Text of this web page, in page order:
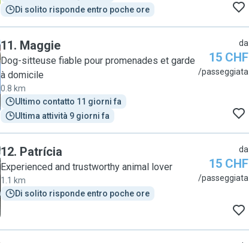
Di solito risponde entro poche ore
11. Maggie
Dog-sitteuse fiable pour promenades et garde
à domicile
0.8 km
Ultimo contatto 11 giorni fa
Ultima attività 9 giorni fa
da
15 CHF
/passeggiata
12. Patrícia
Experienced and trustworthy animal lover
1.1 km
Di solito risponde entro poche ore
da
15 CHF
/passeggiata